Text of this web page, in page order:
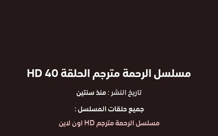
مسلسل الرحمة مترجم الحلقة 40 HD
تاريخ النشر :منذ سنتين
جميع حلقات المسلسل :
مسلسل الرحمة مترجم HD اون لاين